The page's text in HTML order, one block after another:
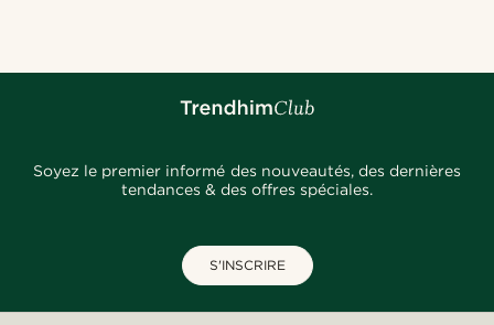
Soyez le premier informé des nouveautés, des dernières
tendances & des offres spéciales.
S'INSCRIRE